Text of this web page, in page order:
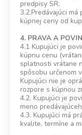
predpisy SR,
3.2.Predávajúci má
kúpnej ceny od
4. PRAVA A
4.1 Kupujúci je
kúpnu cenu
splatnosti vrátane
spôsobu určenom
Kupujúci nie je
rozpore s kúpnou
4.2. Kupujúci je
meno
4.3. Kupujúci má
kvalite, termíne a